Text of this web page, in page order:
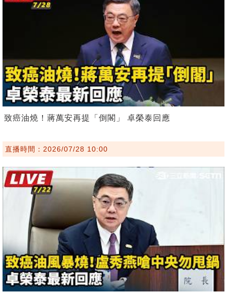
致癌油燒！蔣萬安再提「倒閣」 卓榮泰回應
直播時間：2026/07/28 10:00